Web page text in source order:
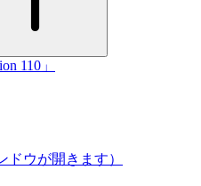
110」
ドウが開きます）